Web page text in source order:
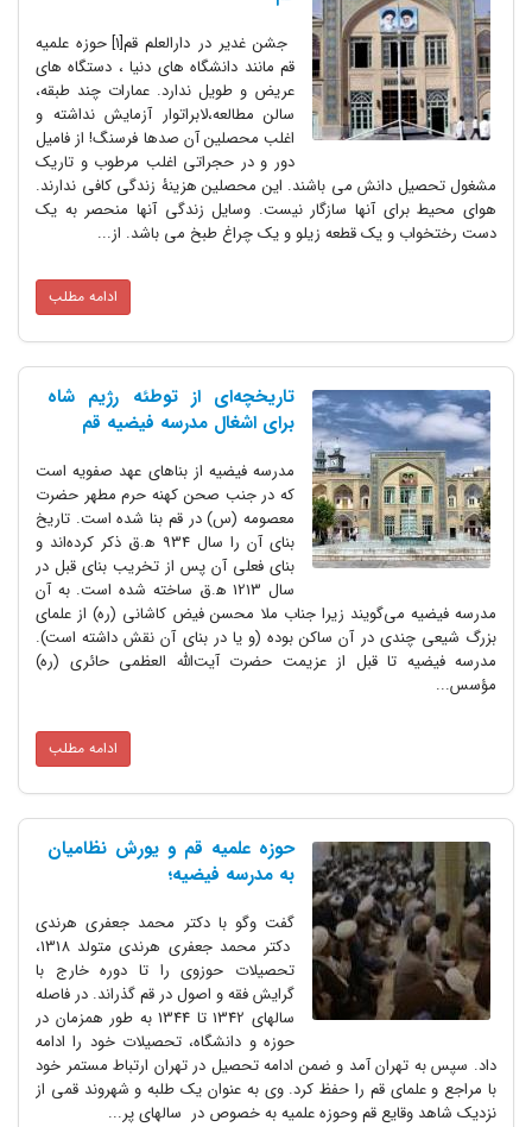
جشن غدیر در دارالعلم قم[1] حوزه علمیه
قم مانند دانشگاه های دنیا ، دستگاه های
عریض و طویل ندارد. عمارات چند طبقه،
سالن مطالعه،لابراتوار آزمایش نداشته و
اغلب محصلین آن صدها فرسنگ! از فامیل
دور و در حجراتی اغلب مرطوب و تاریک
مشغول تحصیل دانش می باشند. این محصلین هزینۀ زندگی کافی ندارند.
هوای محیط برای آنها سازگار نیست. وسایل زندگی آنها منحصر به یک
دست رختخواب و یک قطعه زیلو و یک چراغ طبخ می باشد. از...
ادامه مطلب
تاریخچه‌ای از توطئه رژیم شاه
برای اشغال مدرسه فیضیه قم
مدرسه فیضیه از بناهای عهد صفویه است
که در جنب صحن کهنه حرم مطهر حضرت
معصومه (س) در قم بنا شده است. تاریخ
بنای آن را سال 934 ﻫ.ق ذکر کرده‌اند و
بنای فعلی آن پس از تخریب بنای قبل در
سال 1213 ﻫ.ق ساخته شده است. به آن
مدرسه فیضیه می‌گویند زیرا جناب ملا محسن فیض کاشانی (ره) از علمای
بزرگ شیعی چندی در آن ساکن بوده (و یا در بنای آن نقش داشته است).
مدرسه فیضیه تا قبل از عزیمت حضرت آیت‌الله العظمی حائری (ره)
مؤسس...
ادامه مطلب
حوزه علمیه قم و یورش نظامیان
به مدرسه فیضیه؛
گفت وگو با دکتر محمد جعفری هرندی
دکتر محمد جعفری هرندی متولد 1318،
تحصیلات حوزوی را تا دوره خارج با
گرایش فقه و اصول در قم گذراند. در فاصله
سالهای 1342 تا 1344 به طور همزمان در
حوزه و دانشگاه، تحصیلات خود را ادامه
داد. سپس به تهران آمد و ضمن ادامه تحصیل در تهران ارتباط مستمر خود
با مراجع و علمای قم را حفظ کرد. وی به عنوان یک طلبه و شهروند قمی از
نزدیک شاهد وقایع قم وحوزه علمیه به خصوص در سالهای پر...